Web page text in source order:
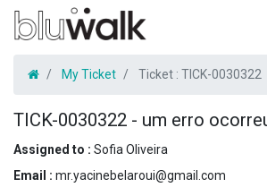
My Ticket Ticket : TICK-0030322
TICK-0030322 - um erro
Assigned to : Sofia Oliveira
Email : mr.yacinebelaroui@gmail.com